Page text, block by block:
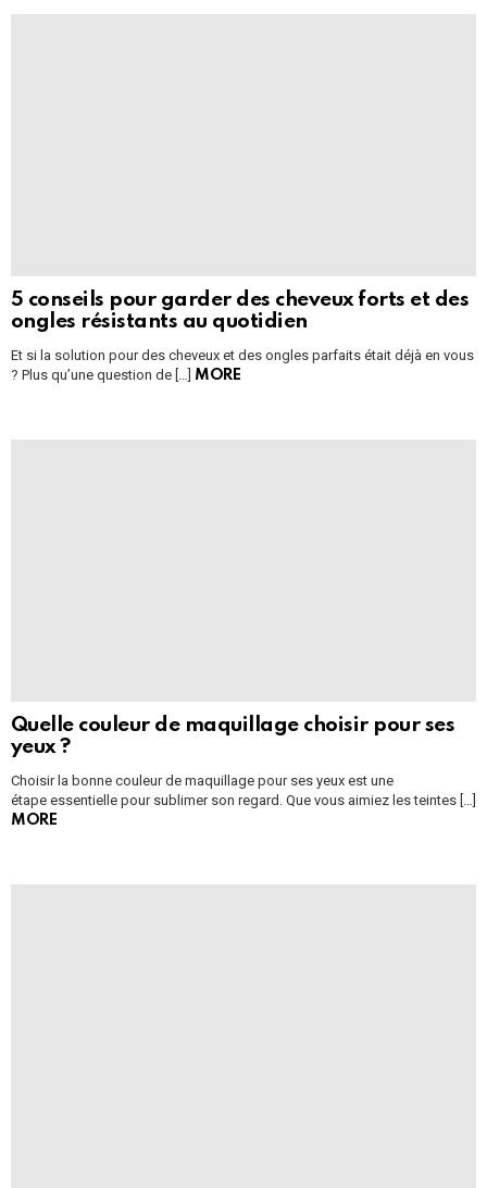
5 conseils pour garder des cheveux forts et des
ongles résistants au quotidien
Et si la solution pour des cheveux et des ongles parfaits était déjà en vous
? Plus qu’une question de […] MORE
Quelle couleur de maquillage choisir pour ses
yeux ?
Choisir la bonne couleur de maquillage pour ses yeux est une
étape essentielle pour sublimer son regard. Que vous aimiez les teintes […]
MORE